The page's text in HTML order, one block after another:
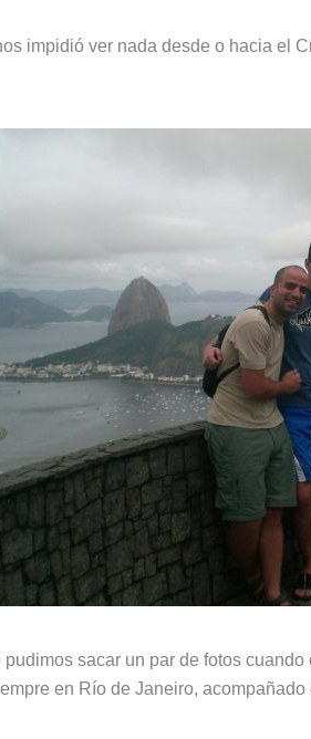
impidió ver nada desde o hacia el
sacar un par de fotos
en Río de Janeiro,